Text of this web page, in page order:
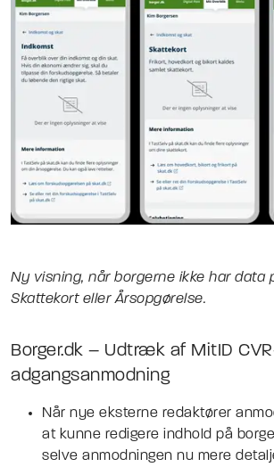
Ny visning, når borgerne ikke har data
Skattekort eller Årsopgørelse.
Borger.dk – Udtræk af MitID
adgangsanmodning
Når nye eksterne redaktører
at kunne redigere indhold på
selve anmodningen nu mere